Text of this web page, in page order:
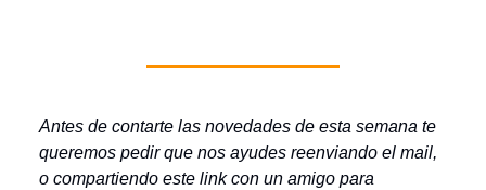
Antes de contarte las novedades de esta semana te
queremos pedir que nos ayudes reenviando el mail,
o compartiendo este link con un amigo para